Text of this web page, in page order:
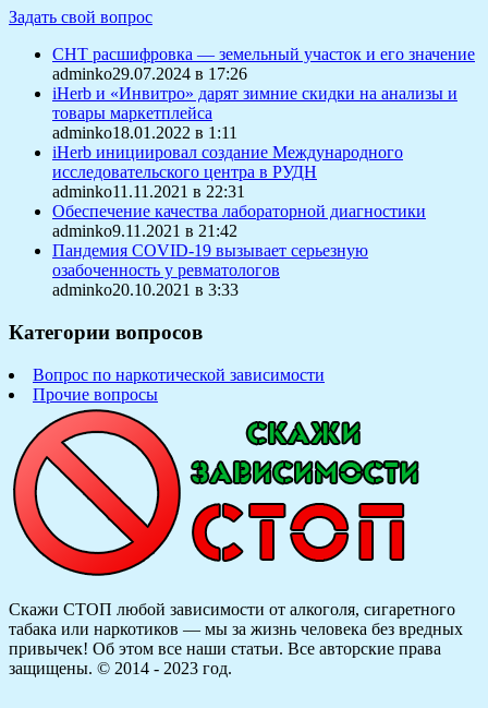
Задать свой вопрос
СНТ расшифровка — земельный участок и его значение
adminko29.07.2024 в 17:26
iHerb и «Инвитро» дарят зимние скидки на анализы и
товары маркетплейса
adminko18.01.2022 в 1:11
iHerb инициировал создание Международного
исследовательского центра в РУДН
adminko11.11.2021 в 22:31
Обеспечение качества лабораторной диагностики
adminko9.11.2021 в 21:42
Пандемия COVID-19 вызывает серьезную
озабоченность у ревматологов
adminko20.10.2021 в 3:33
Категории вопросов
Вопрос по наркотической зависимости
Прочие вопросы
Скажи СТОП любой зависимости от алкоголя, сигаретного
табака или наркотиков — мы за жизнь человека без вредных
привычек! Об этом все наши статьи. Все авторские права
защищены. © 2014 - 2023 год.